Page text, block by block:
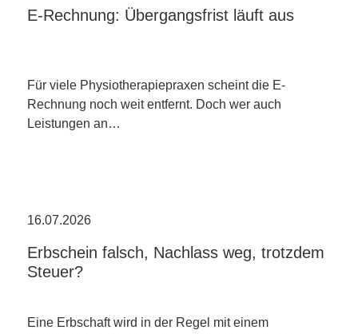
E-Rechnung: Übergangsfrist läuft aus
Für viele Physiotherapiepraxen scheint die E-
Rechnung noch weit entfernt. Doch wer auch
Leistungen an…
16.07.2026
Erbschein falsch, Nachlass weg, trotzdem
Steuer?
Eine Erbschaft wird in der Regel mit einem